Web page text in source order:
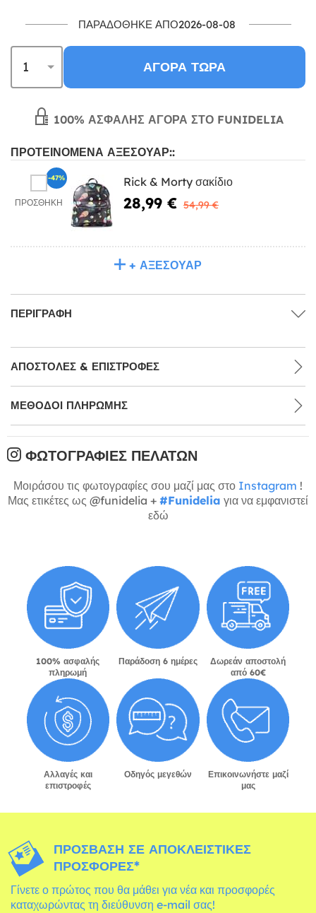
ΠΑΡΑΔΌΘΗΚΕ ΑΠΌ2026-08-08
ΑΓΟΡΆ ΤΏΡΑ
100% ΑΣΦΑΛΉΣ ΑΓΟΡΆ ΣΤΟ FUNIDELIA
ΠΡΟΤΕΙΝΌΜΕΝΑ ΑΞΕΣΟΥΆΡ::
ΠΡΟΣΘΉΚΗ
Rick & Morty σακίδιο
28,99 € 54,99 €
-47%
+ ΑΞΕΣΟΥΆΡ
ΠΕΡΙΓΡΑΦΉ
ΑΠΟΣΤΟΛΈΣ & ΕΠΙΣΤΡΟΦΈΣ
ΜΕΘΌΔΟΙ ΠΛΗΡΩΜΉΣ
ΦΩΤΟΓΡΑΦΊΕΣ ΠΕΛΑΤΏΝ
Μοιράσου τις φωτογραφίες σου μαζί μας στο Instagram !
Μας ετικέτες ως @funidelia + #Funidelia για να εμφανιστεί
εδώ
100% ασφαλής
πληρωμή
Παράδοση 6 ημέρες
Δωρεάν αποστολή
από 60€
Αλλαγές και
επιστροφές
Οδηγός μεγεθών
Επικοινωνήστε μαζί
μας
ΠΡΌΣΒΑΣΗ ΣΕ ΑΠΟΚΛΕΙΣΤΙΚΈΣ
ΠΡΟΣΦΟΡΈΣ*
Γίνετε ο πρώτος που θα μάθει για νέα και προσφορές
καταχωρώντας τη διεύθυνση e-mail σας!